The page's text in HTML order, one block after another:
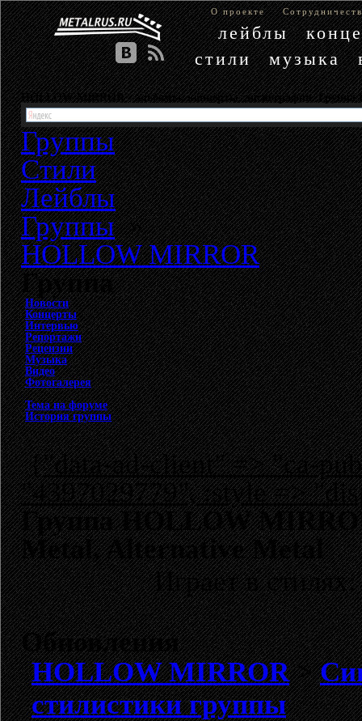
О проекте
лейблы
стили
музыка
HOLLOW MIRROR - альбомы, концерты, дискография.
Группы
Стили
Лейблы
Группы»
HOLLOW MIRROR
Группа
Новости
Концерты
Интервью
Репортажи
Рецензии
Музыка
Видео
Фотогалерея
Тема на форуме
История группы
{"data-ad-client" => "ca-
"4397029779", :style =>
Группа HOLLOW
Metal, Alternative Metal
Играет в
Обновления
HOLLOW MIRROR>
стилистики группы